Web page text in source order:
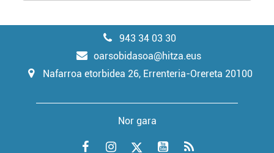
943 34 03 30
oarsobidasoa@hitza.eus
Nafarroa etorbidea 26, Errenteria-Orereta 20100
Nor gara